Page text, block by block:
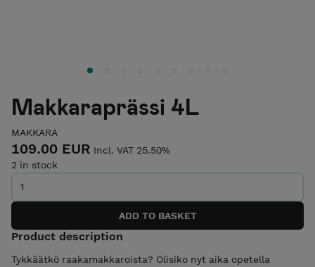
Makkaraprässi 4L
MAKKARA
109.00 EUR Incl. VAT 25.50%
2 in stock
Product description
Tykkäätkö raakamakkaroista? Olisiko nyt aika opetella